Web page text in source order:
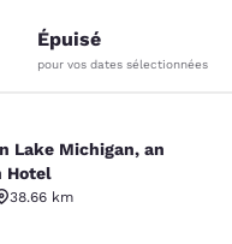
Épuisé
pour vos dates sélectionnées
Michigan,
Lake Michigan, an
Hotel
38.66 km
1003 commentaires